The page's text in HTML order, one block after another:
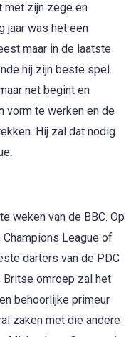
met zijn zege en
jaar was het een
maar in de laatste
hij zijn beste spel.
net begint en
vorm te werken en de
Hij zal dat nodig
weken van de BBC. Op
League of
darters van de PDC
omroep zal het
behoorlijke primeur
zaken met die andere